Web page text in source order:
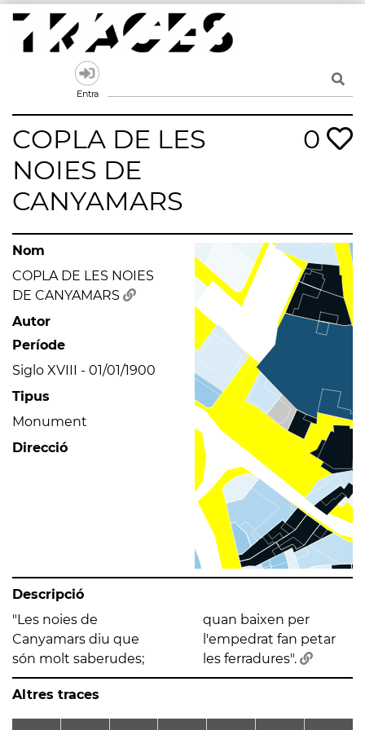
Skip
content
Un mapa de la memòria obert a tothom
Entra
COPLA DE LES
NOIES DE
CANYAMARS
0
Nom
COPLA DE LES NOIES
DE CANYAMARS
Autor
Període
Siglo XVIII - 01/01/1900
Tipus
Monument
Direcció
Descripció
"Les noies de
Canyamars diu que
són molt saberudes;
quan baixen per
l'empedrat fan petar
les ferradures".
Altres traces